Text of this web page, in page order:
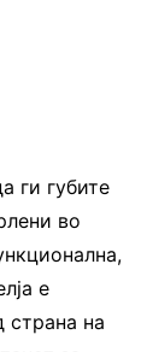
ги губите
во
е
страна на